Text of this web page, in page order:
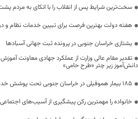
سخت‌ترین شرایط پس از انقلاب را با اتکای به مردم
هفته دولت بهترین فرصت برای تبیین خدمات نظام و
یشتازی خراسان جنوبی در پرونده ثبت جهانی آسبادها
دانش‌آموز زیر چتر «طرح حامی»
۱۸۵ بیمار هموفیلی در خراسان جنوبی تحت پوشش خدمات بیمه سلامت قرار دارند
خانواده را مهمترین رکن پیشگیری از آسیب‌های اجتماعی